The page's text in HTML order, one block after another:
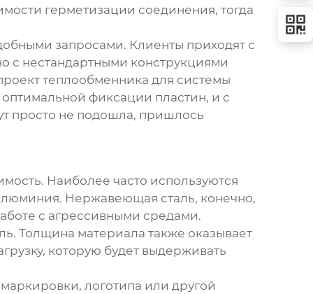
герметизации соединения, тогда
запросами. Клиенты приходят с
с нестандартными конструкциями
теплообменника для системы
фиксации пластин, и с
просто не подошла, пришлось
Наиболее часто используются
Нержавеющая сталь, конечно,
с агрессивными средами.
Толщина материала также оказывает
которую будет выдерживать
логотипа или другой